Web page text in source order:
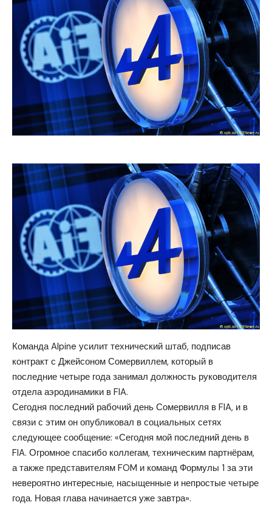
Команда Alpine усилит технический штаб, подписав
контракт с Джейсоном Сомервиллем, который в
последние четыре года занимал должность руководителя
отдела аэродинамики в FIA.
Сегодня последний рабочий день Сомервилля в FIA, и в
связи с этим он опубликовал в социальных сетях
следующее сообщение: «Сегодня мой последний день в
FIA. Огромное спасибо коллегам, техническим партнёрам,
а также представителям FOM и команд Формулы 1 за эти
невероятно интересные, насыщенные и непростые четыре
года. Новая глава начинается уже завтра».